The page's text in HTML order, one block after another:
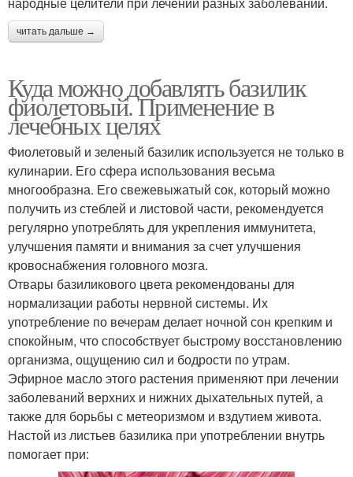
читать дальше →
Куда можно добавлять базилик
фиолетовый. Применение в
лечебных целях
Фиолетовый и зеленый базилик используется не только в
кулинарии. Его сфера использования весьма
многообразна. Его свежевыжатый сок, который можно
получить из стеблей и листовой части, рекомендуется
регулярно употреблять для укрепления иммунитета,
улучшения памяти и внимания за счет улучшения
кровоснабжения головного мозга.
Отвары базиликового цвета рекомендованы для
нормализации работы нервной системы. Их
употребление по вечерам делает ночной сон крепким и
спокойным, что способствует быстрому восстановлению
организма, ощущению сил и бодрости по утрам.
Эфирное масло этого растения применяют при лечении
заболеваний верхних и нижних дыхательных путей, а
также для борьбы с метеоризмом и вздутием живота.
Настой из листьев базилика при употреблении внутрь
помогает при: